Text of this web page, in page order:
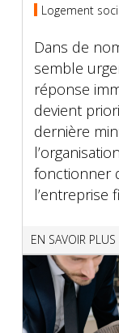
Logement
Dans de
semble
réponse
devient
dernière
fonctionner
l’entreprise
EN SAVOIR PLUS